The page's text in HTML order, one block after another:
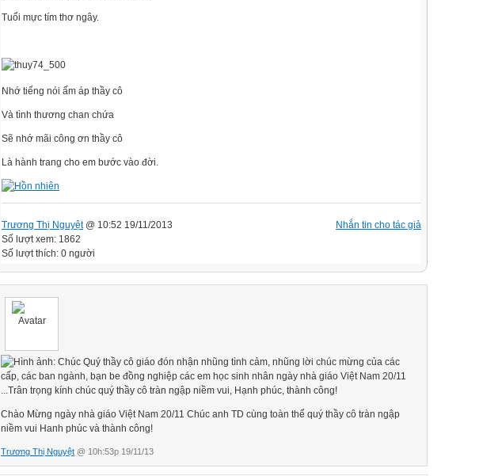
Tuổi mực tím thơ ngây.
Nhớ tiếng nói ấm áp thầy cô
Và tình thương chan chứa
Sẽ nhớ mãi công ơn thầy cô
Là hành trang cho em bước vào đời.
Nhắn tin cho tác giả
Trương Thị Nguyệt@ 10:52 19/11/2013
Số lượt xem: 1862
Số lượt thích: 0 người
Chào Mừng ngày nhà giáo Việt Nam 20/11 Chúc anh TD cùng toàn thể quý thầy cô tràn ngập
niềm vui Hanh phúc và thành công!
Trương Thị Nguyệt @ 10h:53p 19/11/13